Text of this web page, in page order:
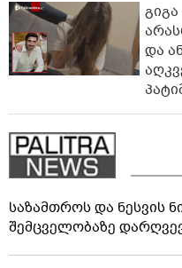
და
საზამთროს და ნესვის
შემცველობაზე